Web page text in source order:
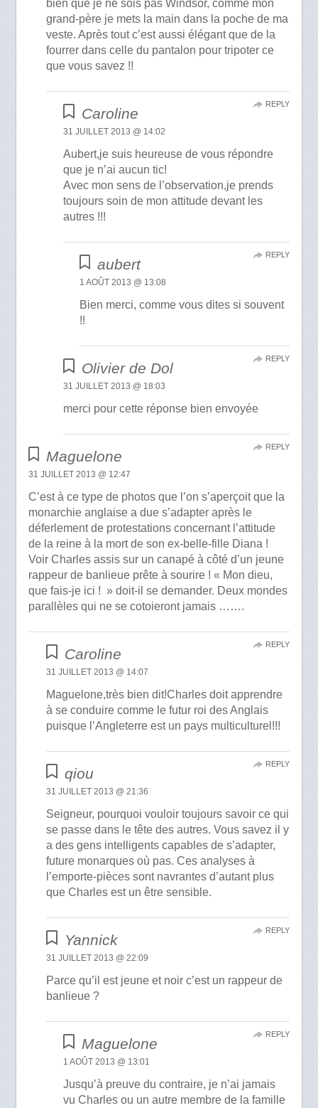
bien que je ne sois pas Windsor, comme mon
grand-père je mets la main dans la poche de ma
veste. Après tout c’est aussi élégant que de la
fourrer dans celle du pantalon pour tripoter ce
que vous savez !!
Caroline
31 JUILLET 2013 @ 14:02
Aubert,je suis heureuse de vous répondre
que je n’ai aucun tic!
Avec mon sens de l’observation,je prends
toujours soin de mon attitude devant les
autres !!!
REPLY
aubert
1 AOÛT 2013 @ 13:08
Bien merci, comme vous dites si souvent
!!
REPLY
Olivier de Dol
31 JUILLET 2013 @ 18:03
merci pour cette réponse bien envoyée
REPLY
Maguelone
31 JUILLET 2013 @ 12:47
C’est à ce type de photos que l’on s’aperçoit que la
monarchie anglaise a due s’adapter après le
déferlement de protestations concernant l’attitude
de la reine à la mort de son ex-belle-fille Diana !
Voir Charles assis sur un canapé à côté d’un jeune
rappeur de banlieue prête à sourire ! « Mon dieu,
que fais-je ici ! » doit-il se demander. Deux mondes
parallèles qui ne se cotoieront jamais …….
REPLY
Caroline
31 JUILLET 2013 @ 14:07
Maguelone,très bien dit!Charles doit apprendre
à se conduire comme le futur roi des Anglais
puisque l’Angleterre est un pays multiculturel!!!
REPLY
qiou
31 JUILLET 2013 @ 21:36
Seigneur, pourquoi vouloir toujours savoir ce qui
se passe dans le tête des autres. Vous savez il y
a des gens intelligents capables de s’adapter,
future monarques où pas. Ces analyses à
l’emporte-pièces sont navrantes d’autant plus
que Charles est un être sensible.
REPLY
Yannick
31 JUILLET 2013 @ 22:09
Parce qu’il est jeune et noir c’est un rappeur de
banlieue ?
REPLY
Maguelone
1 AOÛT 2013 @ 13:01
Jusqu’à preuve du contraire, je n’ai jamais
vu Charles ou un autre membre de la famille
REPLY